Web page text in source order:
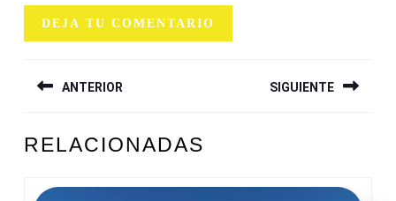
DE
ANTERIOR
anterior:
SIGUIENTE
entrada:
RELACIONADAS